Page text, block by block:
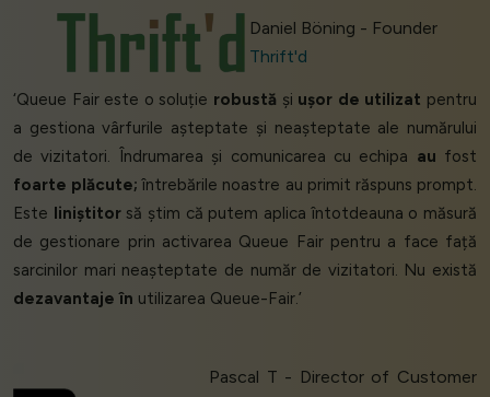
Daniel Böning - Founder
Thrift'd
‘Queue Fair este o soluție robustă și ușor de utilizat pentru
a gestiona vârfurile așteptate și neașteptate ale numărului
de vizitatori. Îndrumarea și comunicarea cu echipa au fost
foarte plăcute; întrebările noastre au primit răspuns prompt.
Este liniștitorsă știm că putem aplica întotdeauna o măsură
de gestionare prin activarea Queue Fair pentru a face față
sarcinilor mari neașteptate de număr de vizitatori. Nu există
dezavantaje în utilizarea Queue-Fair.’
Pascal T - Director of Customer